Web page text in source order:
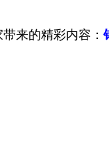
来的精彩内容：